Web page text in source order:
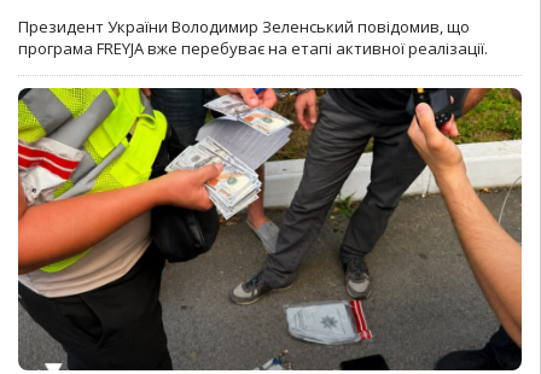
Президент України Володимир Зеленський повідомив, що
програма FREYJA вже перебуває на етапі активної реалізації.